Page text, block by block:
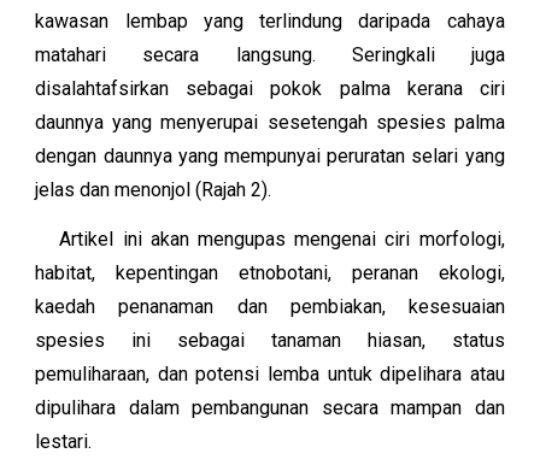
kawasan lembap yang terlindung daripada cahaya
matahari secara langsung. Seringkali juga
disalahtafsirkan sebagai pokok palma kerana ciri
daunnya yang menyerupai sesetengah spesies palma
dengan daunnya yang mempunyai peruratan selari yang
jelas dan menonjol (Rajah 2).
Artikel ini akan mengupas mengenai ciri morfologi,
habitat, kepentingan etnobotani, peranan ekologi,
kaedah penanaman dan pembiakan, kesesuaian
spesies ini sebagai tanaman hiasan, status
pemuliharaan, dan potensi lemba untuk dipelihara atau
dipulihara dalam pembangunan secara mampan dan
lestari.